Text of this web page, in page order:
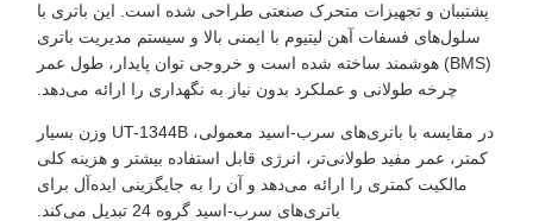
پشتیبان و تجهیزات متحرک صنعتی طراحی شده است. این باتری با
سلول‌های فسفات آهن لیتیوم با ایمنی بالا و سیستم مدیریت باتری
(BMS) هوشمند ساخته شده است و خروجی توان پایدار، طول عمر
چرخه طولانی و عملکرد بدون نیاز به نگهداری را ارائه می‌دهد.
در مقایسه با باتری‌های سرب-اسید معمولی، UT-1344B وزن بسیار
کمتر، عمر مفید طولانی‌تر، انرژی قابل استفاده بیشتر و هزینه کلی
مالکیت کمتری را ارائه می‌دهد و آن را به جایگزینی ایده‌آل برای
باتری‌های سرب-اسید گروه 24 تبدیل می‌کند.